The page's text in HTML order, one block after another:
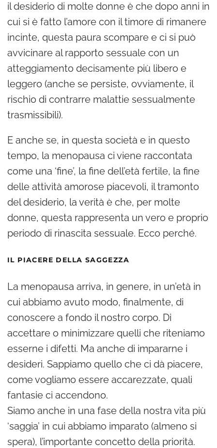
il desiderio di molte donne è che dopo anni in
cui si è fatto l’amore con il timore di rimanere
incinte, questa paura scompare e ci si può
avvicinare al rapporto sessuale con un
atteggiamento decisamente più libero e
leggero (anche se persiste, ovviamente, il
rischio di contrarre malattie sessualmente
trasmissibili).
E anche se, in questa società e in questo
tempo, la menopausa ci viene raccontata
come una ‘fine’, la fine dell’età fertile, la fine
delle attività amorose piacevoli, il tramonto
del desiderio, la verità è che, per molte
donne, questa rappresenta un vero e proprio
periodo di rinascita sessuale. Ecco perché.
IL PIACERE DELLA SAGGEZZA
La menopausa arriva, in genere, in un’età in
cui abbiamo avuto modo, finalmente, di
conoscere a fondo il nostro corpo. Di
accettare o minimizzare quelli che riteniamo
esserne i difetti. Ma anche di impararne i
desideri. Sappiamo quello che ci dà piacere,
come vogliamo essere accarezzate, quali
fantasie ci accendono.
Siamo anche in una fase della nostra vita più
‘saggia’ in cui abbiamo imparato (almeno si
spera), l’importante concetto della priorità.